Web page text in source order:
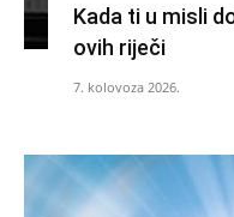
Kada ti u misli
ovih riječi
7. kolovoza 2026.